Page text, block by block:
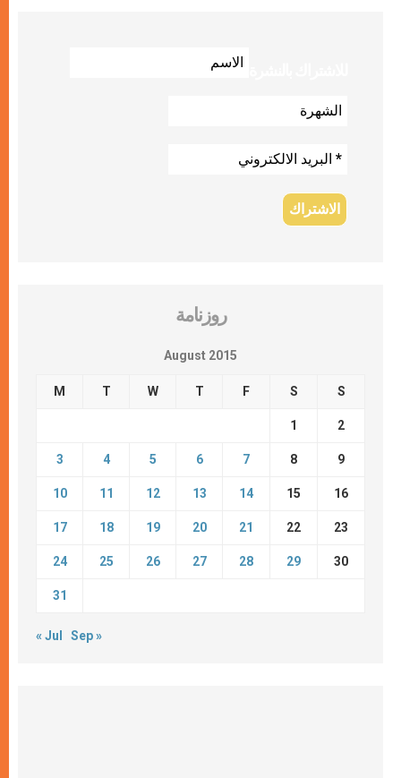
روزنامة
August 2015
M T W T F S S
1 2
3 4 5 6 7 8 9
10 11 12 13 14 15 16
17 18 19 20 21 22 23
24 25 26 27 28 29 30
31
« Jul Sep »